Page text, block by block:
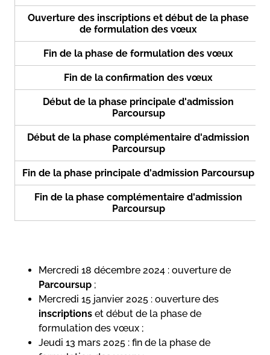
Ouverture des inscriptions et début de la phase
de formulation des vœux
Fin de la phase de formulation des vœux
Fin de la confirmation des vœux
Début de la phase principale d'admission
Parcoursup
Début de la phase complémentaire d'admission
Parcoursup
Fin de la phase principale d'admission Parcoursup
Fin de la phase complémentaire d'admission
Parcoursup
Mercredi 18 décembre 2024 : ouverture de
Parcoursup ;
Mercredi 15 janvier 2025 : ouverture des
inscriptions et début de la phase de
formulation des vœux ;
Jeudi 13 mars 2025 : fin de la phase de